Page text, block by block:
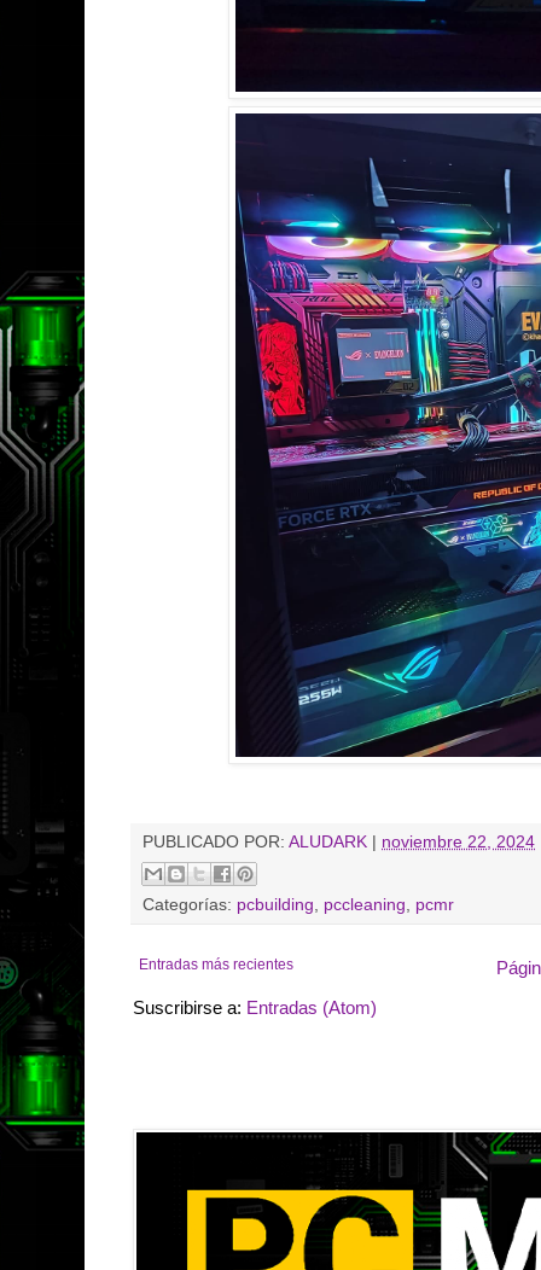
PUBLICADO POR: ALUDARK noviembre 22, 2024
Categorías: pcbuilding pccleaning pcmr
Entradas más recientes
Suscribirse a: Entradas (Atom)